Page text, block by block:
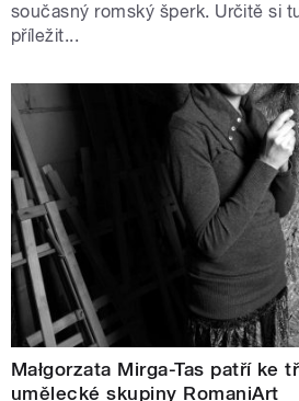
současný romský šperk. Určitě si
příležit...
Małgorzata Mirga-Tas patří ke
umělecké skupiny RomaniArt